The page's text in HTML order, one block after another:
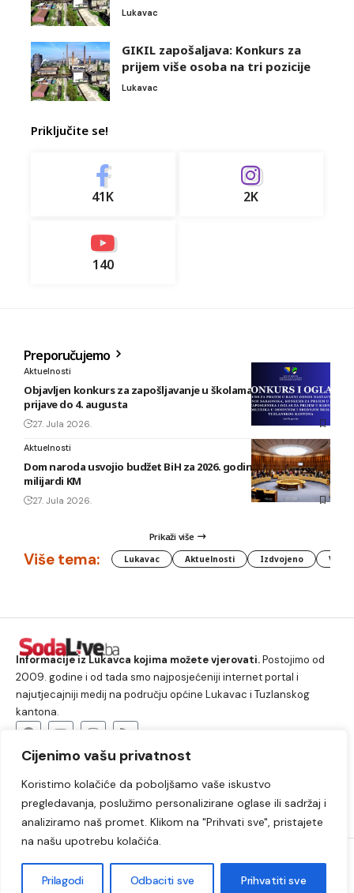
Cijenimo vašu privatnost
Koristimo kolačiće da poboljšamo vaše iskustvo
pregledavanja, poslužimo personalizirane oglase ili sadržaj i
analiziramo naš promet. Klikom na "Prihvati sve", pristajete
na našu upotrebu kolačića.
Prilagodi Odbaciti sve Prihvatiti sve
Lukavac
GIKIL zapošaljava: Konkurs za
prijem više osoba na tri pozicije
Lukavac
Priključite se!
41K 2K
140
Preporučujemo
Aktuelnosti
Objavljen konkurs za zapošljavanje u školama TK: Rok za
prijave do 4. augusta
27. Jula 2026.
Aktuelnosti
Dom naroda usvojio budžet BiH za 2026. godinu vrijedan 1,58
milijardi KM
27. Jula 2026.
Prikaži više
Više tema: Lukavac Aktuelnosti Izdvojeno
Informacije iz Lukavca kojima možete vjerovati.Postojimo od
2009. godine i od tada smo najposjećeniji internet portal i
najutjecajniji medij na području općine Lukavac i Tuzlanskog
kantona.
Lukavac Društvo Crna hronika
Sport
Kultura
Kolumne Slobodno vrijeme